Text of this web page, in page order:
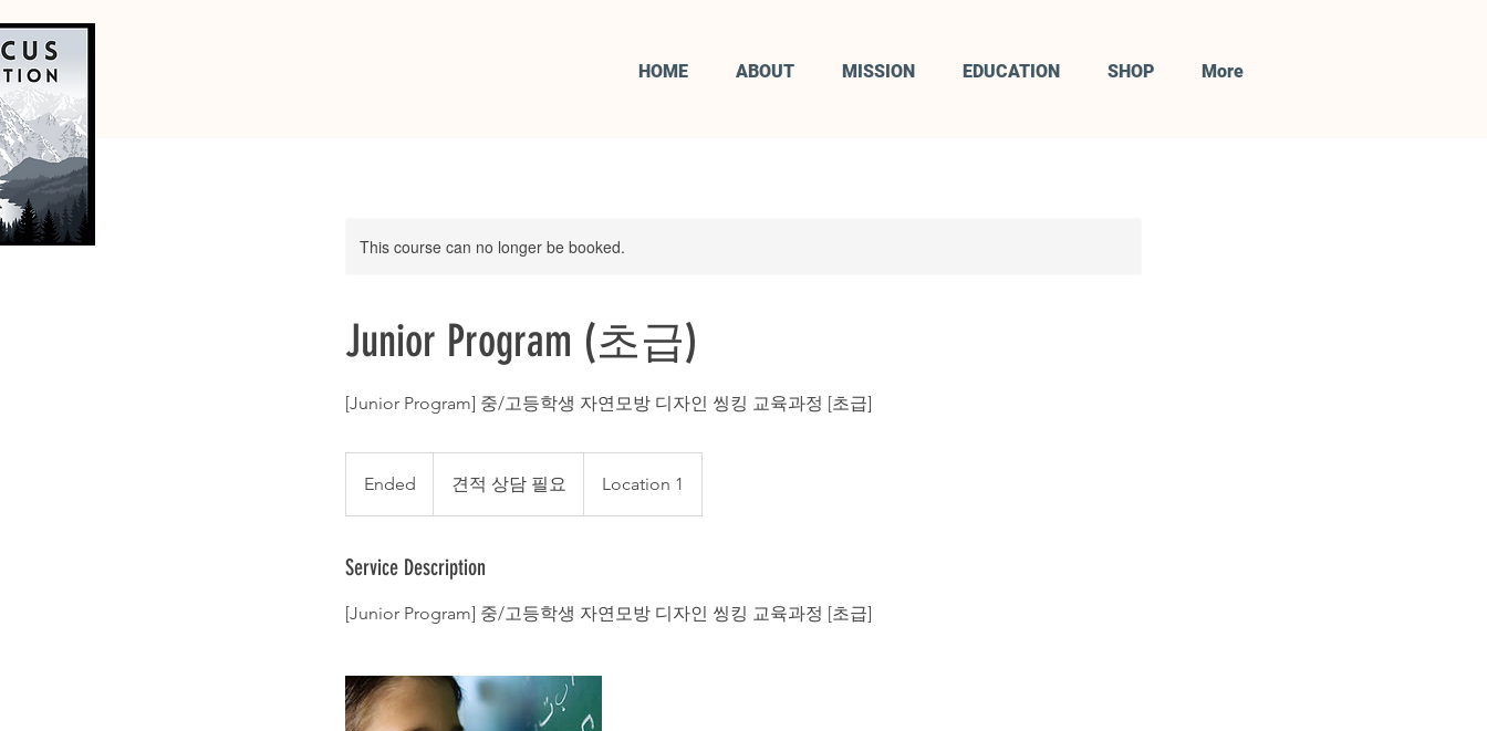
HOME ABOUT MISSION EDUCATION SHOP More
This course can no longer be booked.
Junior Program (초급)
[Junior Program] 중/고등학생 자연모방 디자인 씽킹 교육과정 [초급]
Ended
n
e
견적 상담 필요 Location 1
Service Description
[Junior Program] 중/고등학생 자연모방 디자인 씽킹 교육과정 [초급]